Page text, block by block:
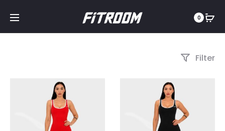
0
Filter